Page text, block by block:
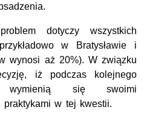
dotyczy wszystkich
w Bratysławie i
wynosi aż 20%). W związku
iż podczas kolejnego
wymienią się swoimi
w tej kwestii.